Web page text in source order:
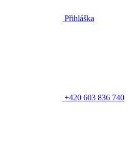
Přihláška
+420 603 836 740